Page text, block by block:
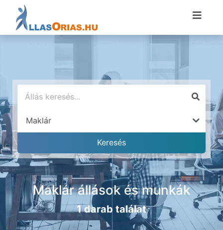
Maklár állások és munkák
1 darab találat